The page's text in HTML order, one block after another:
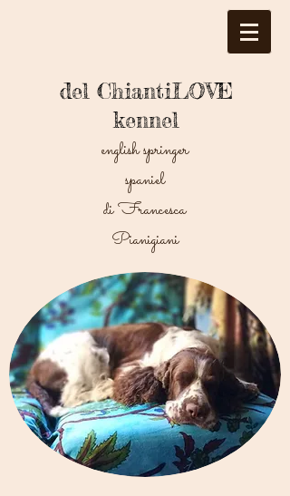
del ChiantiLOVE
kennel
english springer
spaniel
di Francesca
Pianigiani